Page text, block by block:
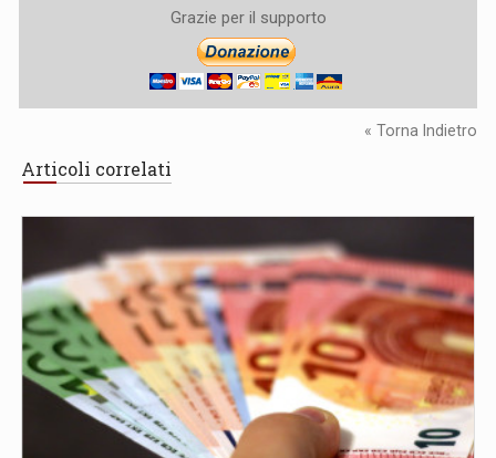
Grazie per il supporto
« Torna Indietro
Articoli correlati